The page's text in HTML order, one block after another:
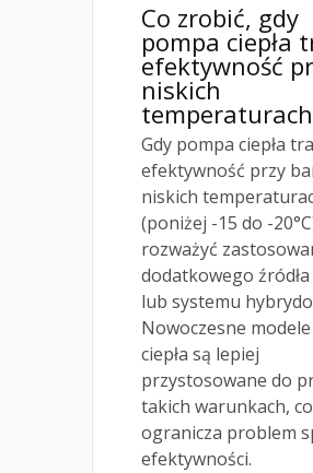
Co zrobić, gdy
pompa ciepła
efektywność
niskich
Gdy pompa ciepła
efektywność przy
niskich
(poniżej -15 do -
rozważyć
dodatkowego źródła
lub systemu
Nowoczesne
ciepła są lepiej
przystosowane do
takich warunkach, co
ogranicza problem
efektywności.